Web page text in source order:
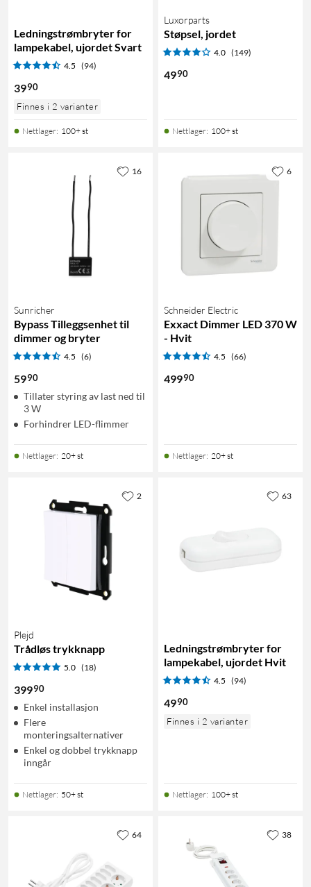
Ledningstrømbryter for
lampekabel, ujordet Svart
4.5 (94)
3990
Finnes i 2 varianter
Nettlager: 100+ st
Luxorparts
Støpsel, jordet
4.0 (149)
4990
Nettlager: 100+ st
Sunricher
Bypass Tilleggsenhet til
dimmer og bryter
4.5 (6)
5990
Tillater styring av last ned til
3 W
Forhindrer LED-flimmer
Nettlager: 20+ st
16
Schneider Electric
Exxact Dimmer LED 370 W
- Hvit
4.5 (66)
49990
Nettlager: 20+ st
6
Plejd
Trådløs trykknapp
5.0 (18)
39990
Enkel installasjon
Flere
monteringsalternativer
Enkel og dobbel trykknapp
inngår
Nettlager: 50+ st
2
Ledningstrømbryter for
lampekabel, ujordet Hvit
4.5 (94)
4990
Finnes i 2 varianter
Nettlager: 100+ st
63
64 38